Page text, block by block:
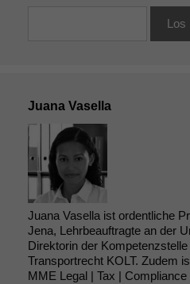
Juana Vasella
Juana Vasella ist ordentliche
Jena, Lehrbeauftragte an der
Direktorin der
Transportrecht KOLT. Zudem
MME Legal | Tax | Compliance